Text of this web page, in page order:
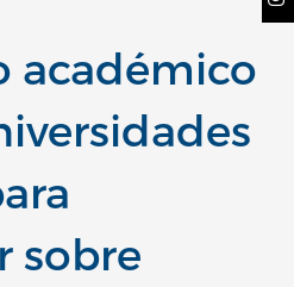
académico
sobre